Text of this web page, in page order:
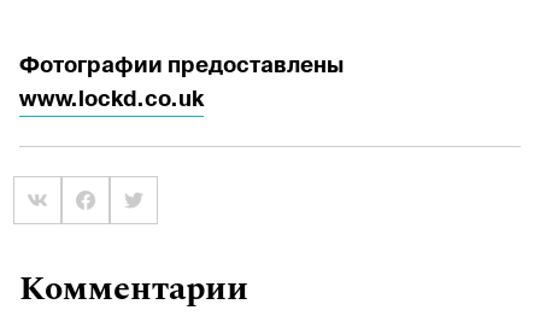
Фотографии предоставлены
www.lockd.co.uk
Комментарии